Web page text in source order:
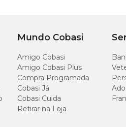
Mundo Cobasi
Amigo Cobasi
Amigo Cobasi Plus
Compra Programada
Cobasi Já
Cobasi Cuida
Retirar na Loja